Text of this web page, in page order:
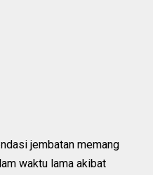
jembatan memang
waktu lama akibat